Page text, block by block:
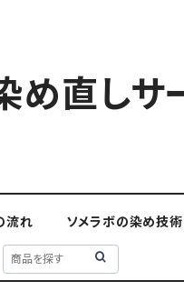
め直しサ
流れ ソメラボの染め技術